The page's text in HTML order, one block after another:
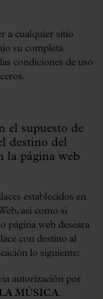
a cualquier sitio
su completa
condiciones de uso
el supuesto de
destino del
la página web
establecidos en
así como si
página web deseara
con destino al
lo siguiente:
autorización por
MÚSICA.